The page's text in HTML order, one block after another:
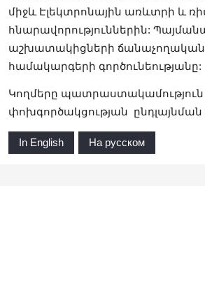
միջև Էլեկտրոնային առևտրի և
հնարավորություններին:
աշխատակիցների ճանաչողական
համակարգերի գործունեությանը:
Կողմերը պատրաստակամություն
փոխգործակցության ընդլայնման
In English На русском